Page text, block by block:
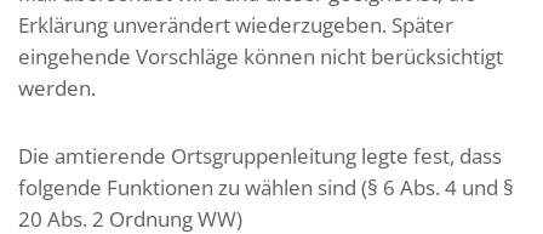
Erklärung unverändert wiederzugeben. Später
eingehende Vorschläge können nicht berücksichtigt
werden.
Die amtierende Ortsgruppenleitung legte fest, dass
folgende Funktionen zu wählen sind (§ 6 Abs. 4 und §
20 Abs. 2 Ordnung WW)